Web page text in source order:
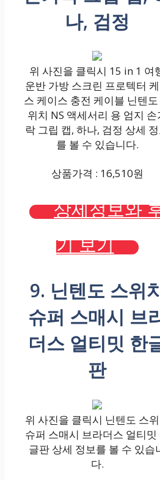
나, 검정
위 사진을 클릭시 15 in 1 여
운반 가방 스크린 프로텍터
스 케이스 충전 케이블 닌텐도
위치 NS 액세서리 용 엄지 손
락 그립 캡, 하나, 검정 상세
를 볼 수 있습니다.
상품가격 : 16,510원
상세정보와
기 보기
9. 닌텐도 스위
슈퍼 스매시 브
더스 얼티밋 한
판
위 사진을 클릭시 닌텐도 스
슈퍼 스매시 브라더스 얼티밋
글판 상세 정보를 볼 수 있습
다.